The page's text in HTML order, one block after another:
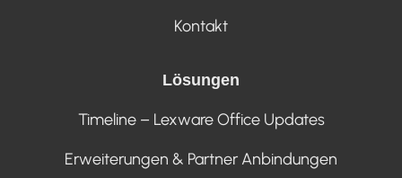
Kontakt
Lösungen
Timeline – Lexware Office Updates
Erweiterungen & Partner Anbindungen